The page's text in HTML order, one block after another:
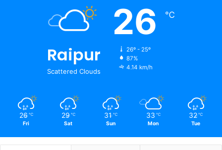
Raipur
Scattered Clouds
26 ℃
26º - 25º
87%
4.14 km/h
26 ℃
Fri
29 ℃
Sat
31 ℃
Sun
33 ℃
Mon
32 ℃
Tue